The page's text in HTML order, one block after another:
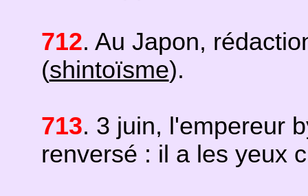
712. Au Japon,
(shintoïsme).
713. 3 juin, l'empereur
renversé : il a les yeux